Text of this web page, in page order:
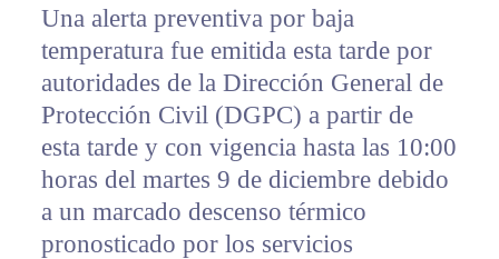
Una alerta preventiva por baja
temperatura fue emitida esta tarde por
autoridades de la Dirección General de
Protección Civil (DGPC) a partir de
esta tarde y con vigencia hasta las 10:00
horas del martes 9 de diciembre debido
a un marcado descenso térmico
pronosticado por los servicios